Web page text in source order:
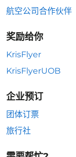
航空公司合作伙伴
奖励给你
KrisFlyer
KrisFlyerUOB
企业预订
团体订票
旅行社